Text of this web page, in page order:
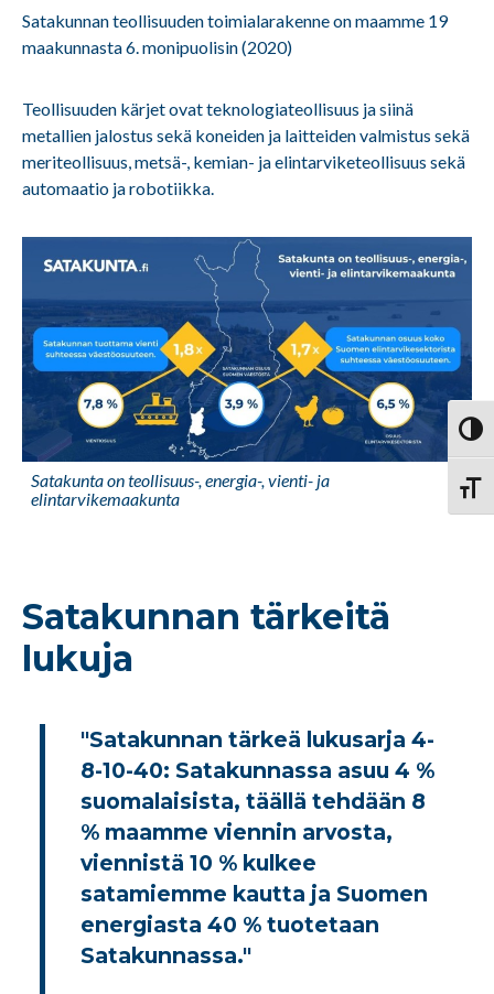
Satakunnan teollisuuden toimialarakenne on maamme 19
maakunnasta 6. monipuolisin (2020)
Teollisuuden kärjet ovat teknologiateollisuus ja siinä
metallien jalostus sekä koneiden ja laitteiden valmistus sekä
meriteollisuus, metsä-, kemian- ja elintarviketeollisuus sekä
automaatio ja robotiikka.
Satakunta on teollisuus-, energia-, vienti- ja
elintarvikemaakunta
Satakunnan tärkeitä
lukuja
"Satakunnan tärkeä lukusarja 4-
8-10-40: Satakunnassa asuu 4 %
suomalaisista, täällä tehdään 8
% maamme viennin arvosta,
viennistä 10 % kulkee
satamiemme kautta ja Suomen
energiasta 40 % tuotetaan
Satakunnassa."